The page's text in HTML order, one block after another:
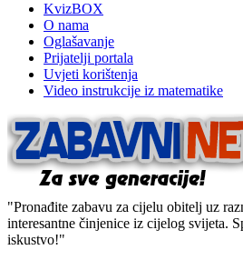
KvizBOX
O nama
Oglašavanje
Prijatelji portala
Uvjeti korištenja
Video instrukcije iz matematike
"Pronađite zabavu za cijelu obitelj uz
interesantne činjenice iz cijelog svijeta.
iskustvo!"